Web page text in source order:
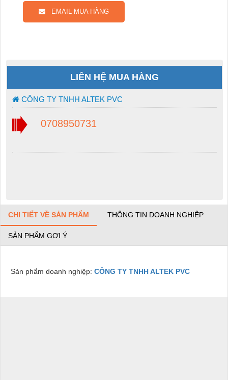
EMAIL MUA HÀNG
LIÊN HỆ MUA HÀNG
CÔNG TY TNHH ALTEK PVC
0708950731
CHI TIẾT VỀ SẢN PHẨM THÔNG TIN DOANH NGHIỆP
SẢN PHẨM GỢI Ý
Sản phẩm doanh nghiệp: CÔNG TY TNHH ALTEK PVC